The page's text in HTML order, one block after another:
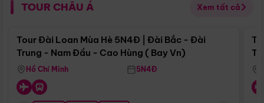
TOUR CHÂU Á Xem tất cả
Điểm nổi bật
Tour Đài Loan Mùa Hè 5N4Đ | Đài Bắc - Đài
Trung - Nam Đầu - Cao Hùng ( Bay Vn)
Hồ Chí Minh 5N4Đ